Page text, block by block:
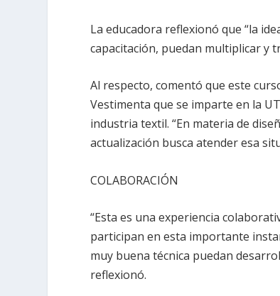
La educadora reflexionó que “la
capacitación, puedan multiplicar y
Al respecto, comentó que este
Vestimenta que se imparte en la
industria textil. “En materia de
actualización busca atender esa
COLABORACIÓN
“Esta es una experiencia
participan en esta importante
muy buena técnica puedan
reflexionó.